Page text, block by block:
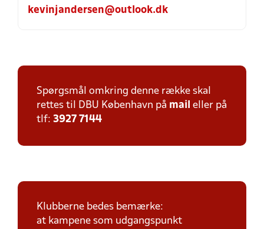
kevinjandersen@outlook.dk
Spørgsmål omkring denne række skal
rettes til DBU København på mail eller på
tlf: 3927 7144
Klubberne bedes bemærke:
at kampene som udgangspunkt